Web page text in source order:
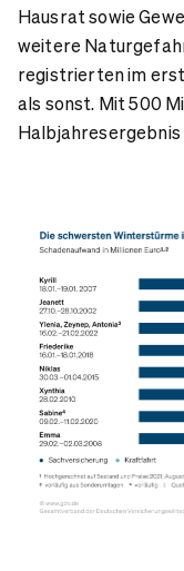
Hausrat sowie
weitere
registrierten im
als sonst. Mit 500